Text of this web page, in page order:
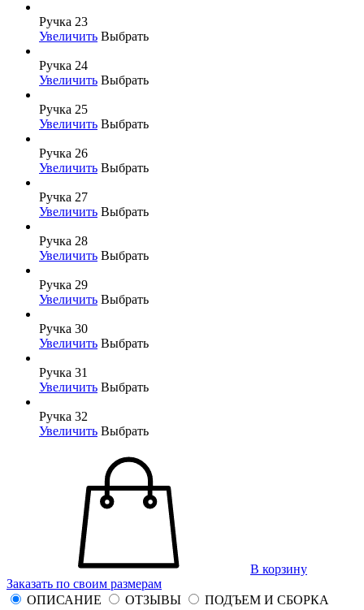
Ручка 23
Увеличить Выбрать
Ручка 24
Увеличить Выбрать
Ручка 25
Увеличить Выбрать
Ручка 26
Увеличить Выбрать
Ручка 27
Увеличить Выбрать
Ручка 28
Увеличить Выбрать
Ручка 29
Увеличить Выбрать
Ручка 30
Увеличить Выбрать
Ручка 31
Увеличить Выбрать
Ручка 32
Увеличить Выбрать
В корзину
Заказать по своим размерам
ОПИСАНИЕ
ОТЗЫВЫ
ПОДЪЕМ И СБОРКА